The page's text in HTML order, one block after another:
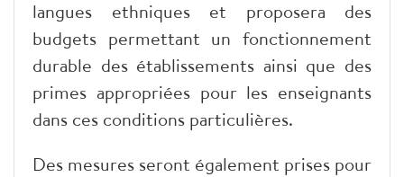
langues ethniques et proposera des
budgets permettant un fonctionnement
durable des établissements ainsi que des
primes appropriées pour les enseignants
dans ces conditions particulières.
Des mesures seront également prises pour